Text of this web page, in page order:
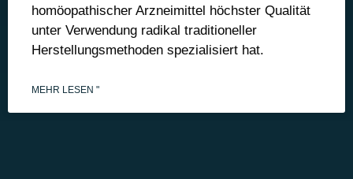
homöopathischer Arzneimittel höchster Qualität
unter Verwendung radikal traditioneller
Herstellungsmethoden spezialisiert hat.
MEHR LESEN "